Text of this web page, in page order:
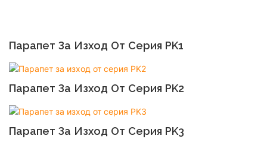
Парапет За Изход От Серия PK1
Парапет За Изход От Серия PK2
Парапет За Изход От Серия PK3